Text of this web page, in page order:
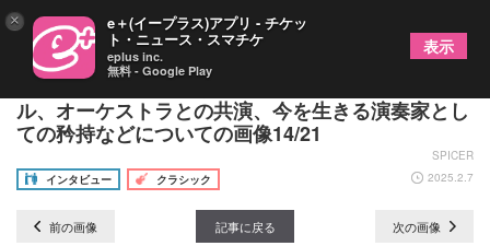
ヴァイオリニスト辻彩奈に聞いた ーー リサイタ
ル、オーケストラとの共演、今を生きる演奏家とし
ての矜持などについての画像14/21
SPICER
インタビュー
クラシック 2025.2.7
前の画像 記事に戻る 次の画像
× e＋(イープラス)アプリ - チケッ
ト・ニュース・スマチケ
eplus inc.
無料 - Google Play
表示